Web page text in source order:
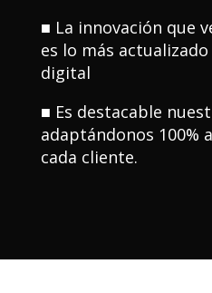
■ La innovación que
es lo más
digital
■ Es destacable
adaptándonos 100%
cada cliente.